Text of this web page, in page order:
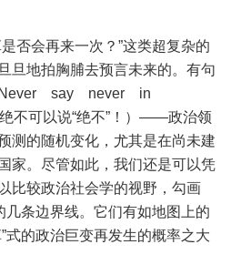
会再来一次？”这类超复杂的
旦地拍胸脯去预言未来的。有句
Never say never in
不可以说“绝不”！）——政治领
测的随机变化，尤其是在尚未建
家。尽管如此，我们还是可以凭
比较政治社会学的视野，勾画
几条边界线。它们有如地图上的
式的政治巨变再发生的概率之大